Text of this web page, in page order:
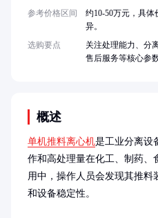
概述
单机推料离心机是工业分离设
作和高处理量在化工、制药、
用中，操作人员会发现其推
和设备稳定性。
参考价格区间
约10-50万元，具
异。
选购要点
关注处理能力、分
售后服务等核心参数